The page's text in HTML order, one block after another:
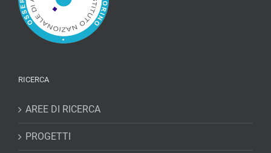
RICERCA
AREE DI RICERCA
PROGETTI